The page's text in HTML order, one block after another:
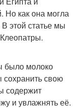
Но как она могла
этой статье мы
было молоко
сохранить свою
содержит
и увлажнять её.